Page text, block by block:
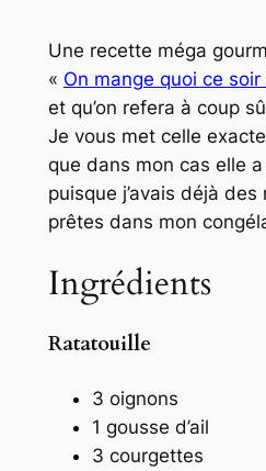
Une recette méga
« On mange quoi ce soir
et qu’on refera à coup
Je vous met celle
que dans mon cas elle
puisque j’avais déjà
prêtes dans mon
Ingrédients
Ratatouille
3 oignons
1 gousse d’ail
3 courgettes